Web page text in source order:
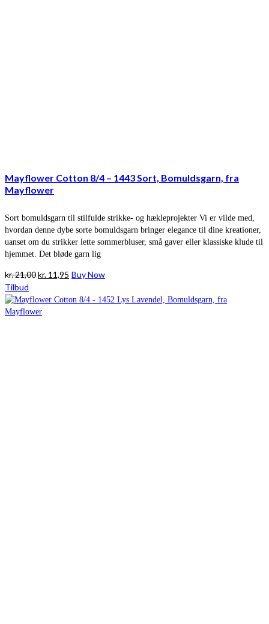
Mayflower Cotton 8/4 – 1443 Sort, Bomuldsgarn, fra
Mayflower
Sort bomuldsgarn til stilfulde strikke- og hækleprojekter Vi er vilde med,
hvordan denne dybe sorte bomuldsgarn bringer elegance til dine kreationer,
uanset om du strikker lette sommerbluser, små gaver eller klassiske klude til
hjemmet. Det bløde garn lig
kr.21,00Den
pris
var:
kr. 11,95 Den
pris
Buy Now
Tilbud